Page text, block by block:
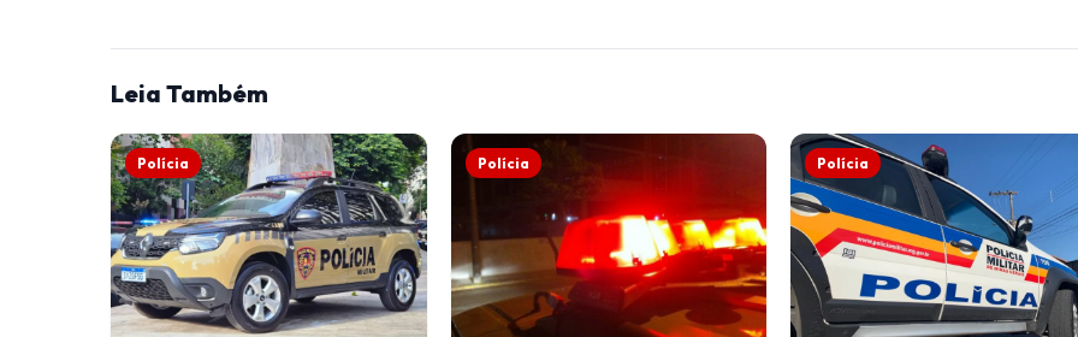
Leia Também
Polícia Polícia Polícia